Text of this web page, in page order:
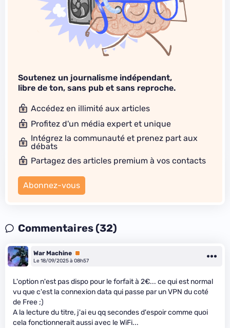
Soutenez un journalisme indépendant,
libre de ton, sans pub et sans reproche.
Accédez en illimité aux articles
Profitez d'un média expert et unique
Intégrez la communauté et prenez part aux
débats
Partagez des articles premium à vos contacts
Abonnez-vous
Commentaires (32)
War Machine Premium
Le 18/09/2025 à 08h57
L'option n'est pas dispo pour le forfait à 2€... ce qui est normal
vu que c'est la connexion data qui passe par un VPN du coté
de Free ;)
A la lecture du titre, j'ai eu qq secondes d'espoir comme quoi
cela fonctionnerait aussi avec le WiFi...